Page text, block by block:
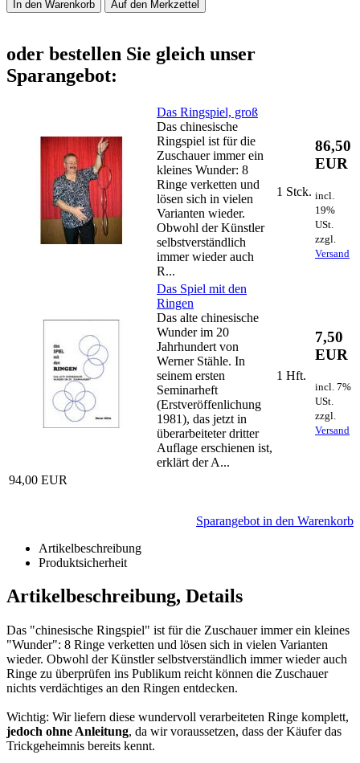
In den Warenkorb Auf den Merkzettel
oder bestellen Sie gleich unser
Sparangebot:
Das Ringspiel, groß
Das chinesische
Ringspiel ist für die
Zuschauer immer ein
kleines Wunder: 8
Ringe verketten und
lösen sich in vielen
Varianten wieder.
Obwohl der Künstler
selbstverständlich
immer wieder auch
R...
1 Stck.
86,50
EUR
incl.
19%
USt.
zzgl.
Versand
Das Spiel mit den
Ringen
Das alte chinesische
Wunder im 20
Jahrhundert von
Werner Stähle. In
seinem ersten
Seminarheft
(Erstveröffenlichung
1981), das jetzt in
überarbeiteter dritter
Auflage erschienen ist,
erklärt der A...
1 Hft.
7,50
EUR
incl. 7%
USt.
zzgl.
Versand
94,00 EUR
Sparangebot in den Warenkorb
Artikelbeschreibung
Produktsicherheit
Artikelbeschreibung, Details
Das "chinesische Ringspiel" ist für die Zuschauer immer ein kleines
"Wunder": 8 Ringe verketten und lösen sich in vielen Varianten
wieder. Obwohl der Künstler selbstverständlich immer wieder auch
Ringe zu überprüfen ins Publikum reicht können die Zuschauer
nichts verdächtiges an den Ringen entdecken.
Wichtig: Wir liefern diese wundervoll verarbeiteten Ringe komplett,
jedoch ohne Anleitung, da wir voraussetzen, dass der Käufer das
Trickgeheimnis bereits kennt.